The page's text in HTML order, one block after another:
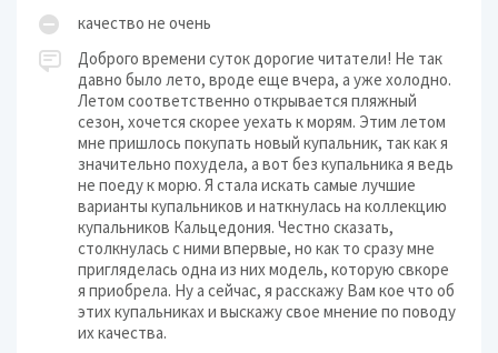
качество не очень
Доброго времени суток дорогие читатели! Не так
давно было лето, вроде еще вчера, а уже холодно.
Летом соответственно открывается пляжный
сезон, хочется скорее уехать к морям. Этим летом
мне пришлось покупать новый купальник, так как я
значительно похудела, а вот без купальника я ведь
не поеду к морю. Я стала искать самые лучшие
варианты купальников и наткнулась на коллекцию
купальников Кальцедония. Честно сказать,
столкнулась с ними впервые, но как то сразу мне
пригляделась одна из них модель, которую свкоре
я приобрела. Ну а сейчас, я расскажу Вам кое что об
этих купальниках и выскажу свое мнение по поводу
их качества.